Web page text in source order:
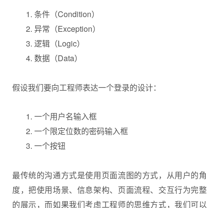
条件（Condition）
异常（Exception）
逻辑（Logic）
数据（Data）
假设我们要向工程师表达一个登录的设计：
一个用户名输入框
一个限定位数的密码输入框
一个按钮
最传统的沟通方式是使用页面流图的方式，从用户的角
度，把使用场景、信息架构、页面流程、交互行为完整
的展示，而如果我们考虑工程师的思维方式，我们可以